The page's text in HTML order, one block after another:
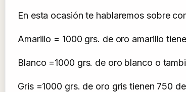
En esta ocasión te hablaremos sobre
Amarillo = 1000 grs. de oro amarillo
Blanco =1000 grs. de oro blanco o
Gris =1000 grs. de oro gris tienen 750